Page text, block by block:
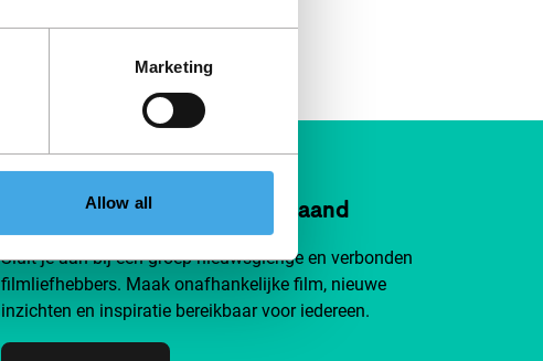
Marketing
Allow all
Steun IFFR al vanaf €4 per maand
Sluit je aan bij een groep nieuwsgierige en verbonden
filmliefhebbers. Maak onafhankelijke film, nieuwe
inzichten en inspiratie bereikbaar voor iedereen.